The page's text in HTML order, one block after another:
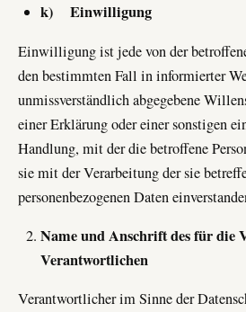
k) Einwilligung
Einwilligung ist jede von der
den bestimmten Fall in informierter
unmissverständlich abgegebene
einer Erklärung oder einer sonstigen
Handlung, mit der die betroffene
sie mit der Verarbeitung der sie
personenbezogenen Daten
Name und Anschrift des für die
Verantwortlichen
Verantwortlicher im Sinne der